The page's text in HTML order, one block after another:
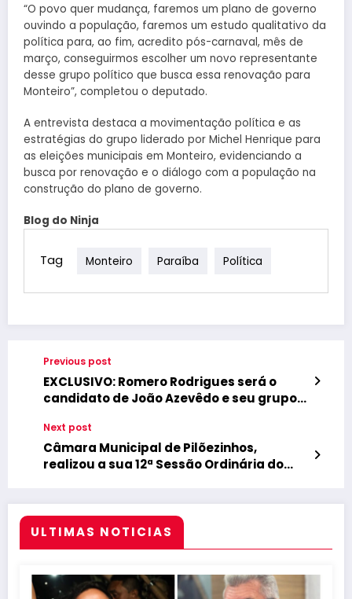
“O povo quer mudança, faremos um plano de governo
ouvindo a população, faremos um estudo qualitativo da
política para, ao fim, acredito pós-carnaval, mês de
março, conseguirmos escolher um novo representante
desse grupo político que busca essa renovação para
Monteiro”, completou o deputado.
A entrevista destaca a movimentação política e as
estratégias do grupo liderado por Michel Henrique para
as eleições municipais em Monteiro, evidenciando a
busca por renovação e o diálogo com a população na
construção do plano de governo.
Blog do Ninja
Tag Monteiro Paraíba Política
Previous post
EXCLUSIVO: Romero Rodrigues será o
candidato de João Azevêdo e seu grupo
Next post
Câmara Municipal de Pilõezinhos,
realizou a sua 12ª Sessão Ordinária do
ULTIMAS NOTICIAS